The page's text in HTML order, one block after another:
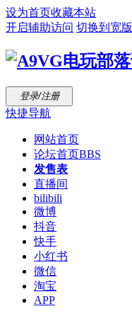
设为首页收藏本站
开启辅助访问 切换到宽版
登录/注册
快捷导航
网站首页
论坛首页BBS
发售表
直播间
bilibili
微博
抖音
快手
小红书
微信
淘宝
APP